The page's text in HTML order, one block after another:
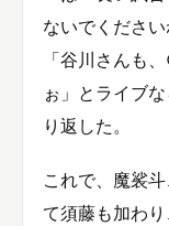
ないでくださ
「谷川さん
ぉ」とライブ
り返した。
これで、魔裟
て須藤も加わ